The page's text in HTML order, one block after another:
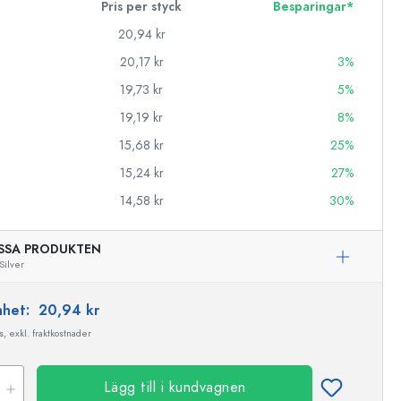
Pris per styck
Besparingar*
20,94 kr
20,17 kr
3%
19,73 kr
5%
19,19 kr
8%
15,68 kr
25%
15,24 kr
27%
14,58 kr 30%
PRODUKTEN
Silver
20,94 kr
exkl. fraktkostnader
Lägg till i kundvagnen